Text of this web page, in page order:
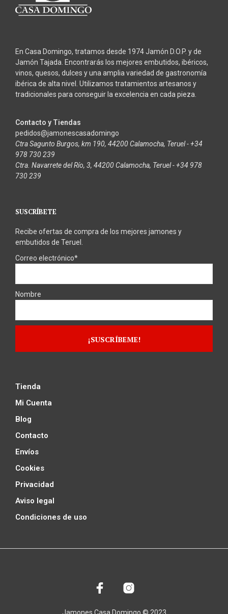
En Casa Domingo, tratamos desde 1974 Jamón D.O.P. y de
Jamón Tajada. Encontrarás los mejores embutidos, ibéricos,
vinos, quesos, dulces y una amplia variedad de gastronomía
ibérica de alta nivel. Utilizamos tratamientos artesanos y
tradicionales para conseguir la excelencia en cada pieza.
Contacto y Tiendas
pedidos@jamonescasadomingo
Ctra Sagunto Burgos, km 190, 44200 Calamocha, Teruel - +34
978 730 239
Ctra. Navarrete del Río, 3, 44200 Calamocha, Teruel - +34 978
730 239
SUSCRÍBETE
Recibe ofertas de compra de los mejores jamones y
embutidos de Teruel.
Correo electrónico*
Nombre
Tienda
Mi Cuenta
Blog
Contacto
Envíos
Cookies
Privacidad
Aviso legal
Condiciones de uso